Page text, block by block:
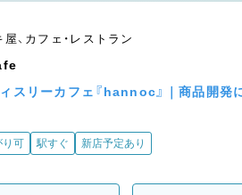
、カフェ・レストラン
ィスリーカフェ『hannoc』｜商品開発
り可 駅すぐ 新店予定あり